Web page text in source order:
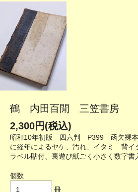
鶴 内田百閒 三笠書房
2,300円(税込)
昭和10年初版 四六判 P399 函欠裸
に経年によるヤケ、汚れ、イタミ 背
ラベル貼付、裏遊び紙ごく小さく数字
個数
冊